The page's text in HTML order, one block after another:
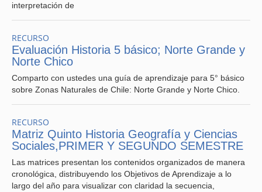
interpretación de
RECURSO
Evaluación Historia 5 básico; Norte Grande y
Norte Chico
Comparto con ustedes una guía de aprendizaje para 5° básico
sobre Zonas Naturales de Chile: Norte Grande y Norte Chico.
RECURSO
Matriz Quinto Historia Geografía y Ciencias
Sociales,PRIMER Y SEGUNDO SEMESTRE
Las matrices presentan los contenidos organizados de manera
cronológica, distribuyendo los Objetivos de Aprendizaje a lo
largo del año para visualizar con claridad la secuencia,